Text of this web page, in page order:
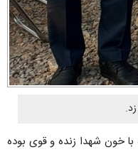
در دیدار با خانواده شهیدان زینلی از شهدای جنگ ۱۲ روزه، گفت: کشور ما همیشه با خون شهدا زنده و قوی بوده